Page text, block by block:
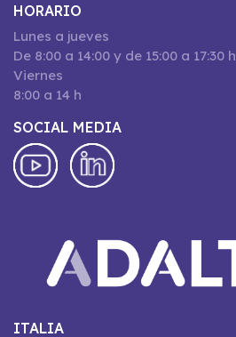
HORARIO
Lunes a jueves
De 8:00 a 14:00 y de 15:00 a 17:30 h
Viernes
8:00 a 14 h
SOCIAL MEDIA
ITALIA